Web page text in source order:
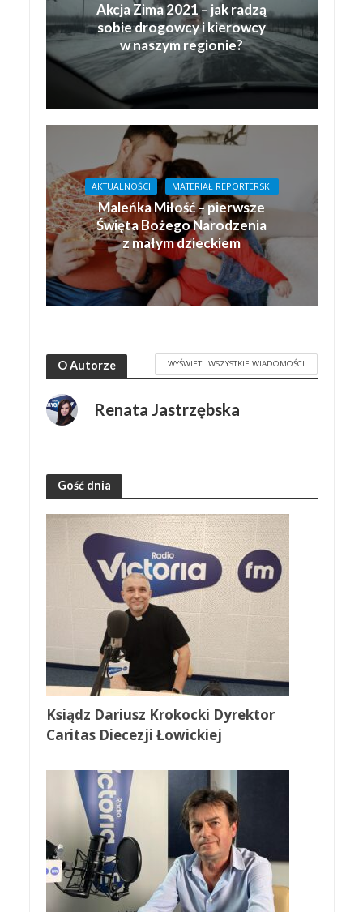
Akcja Zima 2021 – jak radzą
sobie drogowcy i kierowcy
w naszym regionie?
AKTUALNOŚCI MATERIAŁ REPORTERSKI
Maleńka Miłość – pierwsze
Święta Bożego Narodzenia
z małym dzieckiem
O Autorze WYŚWIETL WSZYSTKIE WIADOMOŚCI
Renata Jastrzębska
Gość dnia
Ksiądz Dariusz Krokocki Dyrektor
Caritas Diecezji Łowickiej